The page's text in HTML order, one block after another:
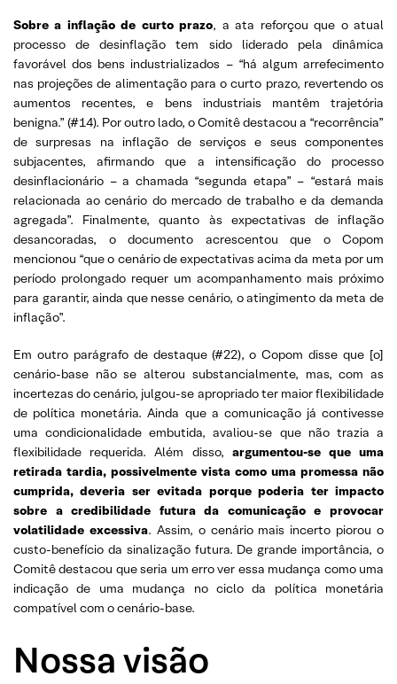
Sobre a inflação de curto prazo, a ata reforçou que o atual
processo de desinflação tem sido liderado pela dinâmica
favorável dos bens industrializados – “há algum arrefecimento
nas projeções de alimentação para o curto prazo, revertendo os
aumentos recentes, e bens industriais mantêm trajetória
benigna.” (#14). Por outro lado, o Comitê destacou a “recorrência”
de surpresas na inflação de serviços e seus componentes
subjacentes, afirmando que a intensificação do processo
desinflacionário – a chamada “segunda etapa” – “estará mais
relacionada ao cenário do mercado de trabalho e da demanda
agregada”. Finalmente, quanto às expectativas de inflação
desancoradas, o documento acrescentou que o Copom
mencionou “que o cenário de expectativas acima da meta por um
período prolongado requer um acompanhamento mais próximo
para garantir, ainda que nesse cenário, o atingimento da meta de
inflação”.
Em outro parágrafo de destaque (#22), o Copom disse que [o]
cenário-base não se alterou substancialmente, mas, com as
incertezas do cenário, julgou-se apropriado ter maior flexibilidade
de política monetária. Ainda que a comunicação já contivesse
uma condicionalidade embutida, avaliou-se que não trazia a
flexibilidade requerida. Além disso, argumentou-se que uma
retirada tardia, possivelmente vista como uma promessa não
cumprida, deveria ser evitada porque poderia ter impacto
sobre a credibilidade futura da comunicação e provocar
volatilidade excessiva. Assim, o cenário mais incerto piorou o
custo-benefício da sinalização futura. De grande importância, o
Comitê destacou que seria um erro ver essa mudança como uma
indicação de uma mudança no ciclo da política monetária
compatível com o cenário-base.
Nossa visão